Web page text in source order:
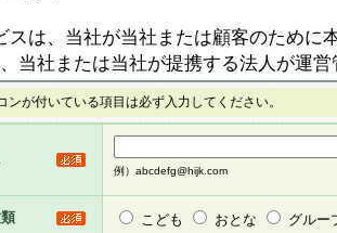
スは、当社が当社または顧客のために
当社または当社が提携する法人が運
本サイト」といいます。）上に本サー
、会員がアンケー ト調査に回答する
果を当社が集計・分析その他の利用を
。なお、本サービスは、それぞれの目
本サービスの依頼を行うこともあり、
員に対して本サービスの依頼をすると
ンが付いている項目は必ず入力してください。
例）abcdefg@hijk.com
こども おとな グルー